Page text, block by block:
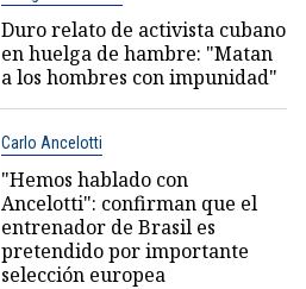
Duro relato de activista cubano
en huelga de hambre: "Matan
a los hombres con impunidad"
Carlo Ancelotti
"Hemos hablado con
Ancelotti": confirman que el
entrenador de Brasil es
pretendido por importante
selección europea